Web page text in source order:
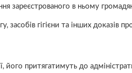
зареєстрованого в ньому
засобів гігієни та інших доказів
притягатимуть до